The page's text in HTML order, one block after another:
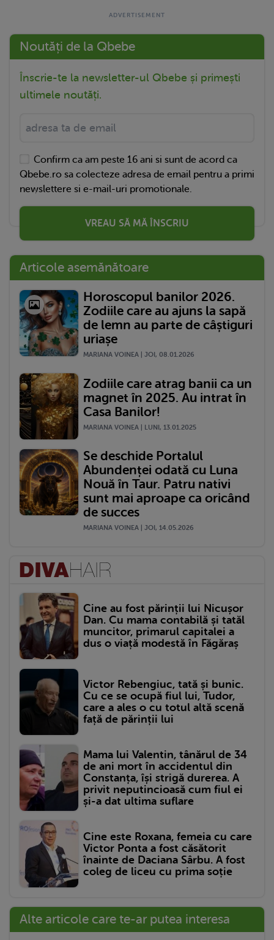
Noutăți de la Qbebe
Înscrie-te la newsletter-ul Qbebe și primești
ultimele noutăți.
Confirm ca am peste 16 ani si sunt de acord ca
Qbebe.ro sa colecteze adresa de email pentru a primi
newslettere si e-mail-uri promotionale.
VREAU SĂ MĂ ÎNSCRIU
Articole asemănătoare
Horoscopul banilor 2026.
Zodiile care au ajuns la sapă
de lemn au parte de câștiguri
uriașe
MARIANA VOINEA | JOI, 08.01.2026
Zodiile care atrag banii ca un
magnet în 2025. Au intrat în
Casa Banilor!
MARIANA VOINEA | LUNI, 13.01.2025
Se deschide Portalul
Abundenței odată cu Luna
Nouă în Taur. Patru nativi
sunt mai aproape ca oricând
de succes
MARIANA VOINEA | JOI, 14.05.2026
Cine au fost părinții lui Nicușor
Dan. Cu mama contabilă și tatăl
muncitor, primarul capitalei a
dus o viață modestă în Făgăraș
Victor Rebengiuc, tată și bunic.
Cu ce se ocupă fiul lui, Tudor,
care a ales o cu totul altă scenă
față de părinții lui
Mama lui Valentin, tânărul de 34
de ani mort în accidentul din
Constanța, își strigă durerea. A
privit neputincioasă cum fiul ei
și-a dat ultima suflare
Cine este Roxana, femeia cu care
Victor Ponta a fost căsătorit
înainte de Daciana Sârbu. A fost
coleg de liceu cu prima soție
Alte articole care te-ar putea interesa